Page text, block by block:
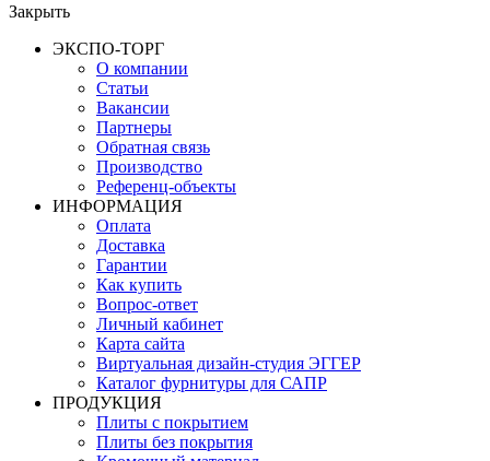
Закрыть
ЭКСПО-ТОРГ
О компании
Статьи
Вакансии
Партнеры
Обратная связь
Производство
Референц-объекты
ИНФОРМАЦИЯ
Оплата
Доставка
Гарантии
Как купить
Вопрос-ответ
Личный кабинет
Карта сайта
Виртуальная дизайн-студия ЭГГЕР
Каталог фурнитуры для САПР
ПРОДУКЦИЯ
Плиты с покрытием
Плиты без покрытия